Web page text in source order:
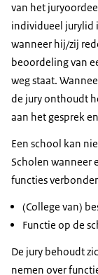
van het
individueel jurylid
wanneer hij/zij
beoordeling van
weg staat.
de jury onthoudt
aan het gesprek
Een school kan
Scholen wanneer
functies
(College van)
Functie op de
De jury behoudt
nemen over